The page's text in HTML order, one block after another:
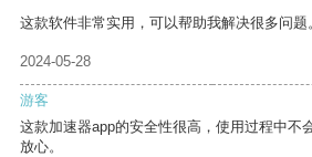
这款软件非常实用，可以帮助我解决很多问题
2024-05-28
游客
这款加速器app的安全性很高，使用过程中不
放心。